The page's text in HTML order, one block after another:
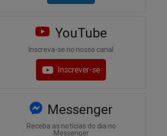
YouTube
Inscreva-se no nosso canal
Inscrever-se
Messenger
Receba as notícias do dia no
Messenger